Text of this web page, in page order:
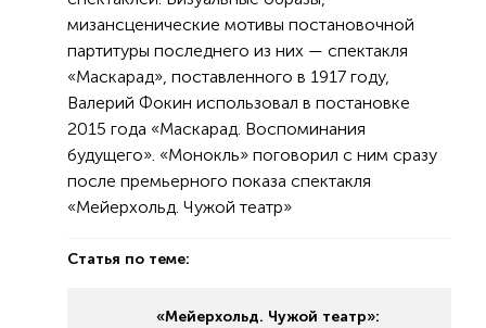
мизансценические мотивы постановочной
партитуры последнего из них — спектакля
«Маскарад», поставленного в 1917 году,
Валерий Фокин использовал в постановке
2015 года «Маскарад. Воспоминания
будущего». «Монокль» поговорил с ним сразу
после премьерного показа спектакля
«Мейерхольд. Чужой театр»
Статья по теме:
«Мейерхольд. Чужой театр»: